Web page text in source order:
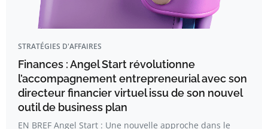
STRATÉGIES D'AFFAIRES
Finances : Angel Start révolutionne
l’accompagnement entrepreneurial avec son
directeur financier virtuel issu de son nouvel
outil de business plan
EN BREF Angel Start : Une nouvelle approche dans le